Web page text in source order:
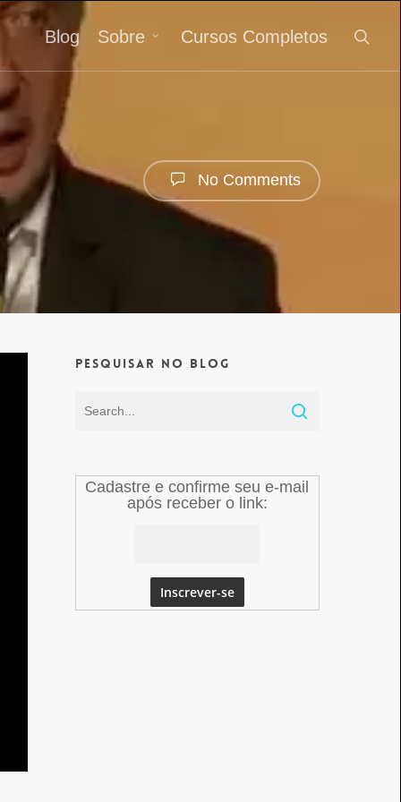
Blog Sobre Cursos Completos
No Comments
Pesquisar no Blog
Cadastre e confirme seu e-mail
após receber o link: